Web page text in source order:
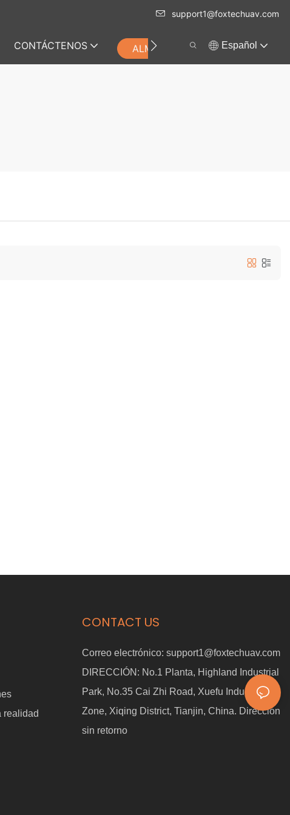
support1@foxtechuav.com
CONTÁCTENOS ALMACENAR Español
realidad
CONTACT US
Correo electrónico: support1@foxtechuav.com
DIRECCIÓN: No.1 Planta, Highland Industrial
Park, No.35 Cai Zhi Road, Xuefu Industrial
Zone, Xiqing District, Tianjin, China. Dirección
sin retorno